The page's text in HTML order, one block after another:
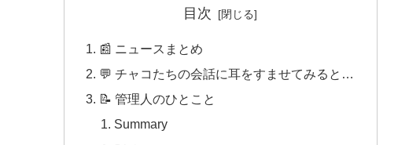
目次
📰 ニュースまとめ
💬 チャコたちの会話に耳をすませてみると…
📝 管理人のひとこと
Summary